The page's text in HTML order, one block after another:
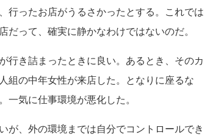
行ったお店がうるさかったとする。これでは
って、確実に静かなわけではないのだ。
き詰まったときに良い。あるとき、そのカ
組の中年女性が来店した。となりに座るな
気に仕事環境が悪化した。
、外の環境までは自分でコントロールでき